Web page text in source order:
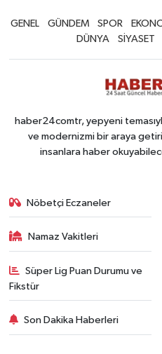
GENEL GÜNDEM SPOR
DÜNYA
SİYASET
haber24comtr, yepyeni
ve modernizmi bir araya
insanlara haber
Nöbetçi Eczaneler
Namaz Vakitleri
Süper Lig Puan Durumu ve
Fikstür
Son Dakika Haberleri